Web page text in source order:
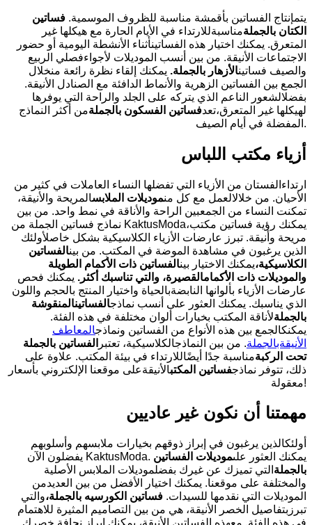
يتمإنتاج الفساتين بأقمشة مناسبة للظروف الموسمية. فساتين
الكتان بالجملةمناسبةللارتداء في الأيام الحارة مع هيكلها غير
المتعرق. يمكنك اختيار هذه الفساتينأثناء الأنشطة اليومية أو حضور
الاجتماعات الأنيقة. من بين أنسب الموديلات لأجواءفصلي الربيع
والصيف فساتينالأزهار بالجملة. يمكنك إلقاء نظرة رائعة منخلال
الجمع بين الفساتين الزهرية والأنماط الدافئة مع الصنادل الأنيقة.
بفضلالشعور الناعم الذي يتركه على الجلد والراحة التي يوفرها
لهيكلها غير المتعرق،تعدفساتين الفسكون بالجملةمن أكثر النماذج
المفضلة في أيام الصيف.
أزياء مكتب اللباس
ارتداءالفستان من الأزياء التي تفضلها النساء العاملات في كثير من
الأحيان. من خلالالعمل مع كل منموديلات الملابسالمريحة والأنيقة،
تمكنت النساء من الجمعبين الراحة والأناقة في نمط واحد. من بين
نماذج فساتين الجملة من KaktusModa،يمكنك رؤية فساتين مكتب
مريحة وأنيقة. تبرز عارضات الأزياء الكلاسيكية بشكل خاصلأولئك
الذين يرغبون في مشاهدة الموضة في المكتب. من بينالفساتين
الكلاسيكية،يمكنك الاختيار بينالفساتين ذات الأكمام الطويلة
والموديلات ذات الأكمامالقصيرة، والتي تناسبك أكثر . يمكنك فحص
عارضات الأزياء بألوانها النابضةبالحياة واختيار المنتج بالحجم واللون
الذي يناسبك. يمكنك العثور على أنسب نماذجالفساتينالمنقوشة
بالجملةلأناقة المكتب بخيارات ألوان مختلفة في هذه الفئة.
يمكنكالجمع بين هذه الأنواع من الفساتين ونماذجالمعاطف
الأنيقةبالجملة. من بين النماذجالكلاسيكية، تعتبر الفساتين بالجملة
تحت الركبةمناسبة جدًا أيضًاللارتداء في بيئة المكتب. علاوة على
ذلك، تتوفر نماذجفساتين المكتبالأنيقةعلى موقعنا الإلكتروني بأسعار
معقولة!
مهمتنا أن نكون غير عاديين
أولئكالذين يرغبون في إبراز ذوقهم بخيارات ملابسهم وأسلوبهم
يفضلون الآن KaktusModa. يمكنك العثور علىموديلات الفساتين
بالجملة التي تميزك عن غيرك بفضلموديلات الملابس الأصلية
والمختلفة على موقعنا. يمكنك اختيار الأفضل من بين العديدمن
الموديلات التي نقدمها للسيدات. فساتين الكورسيه بالجملة،والتي
تبرزبتفاصيل الخصر الأنيقة، هي من بين التصاميم المثيرة للاهتمام